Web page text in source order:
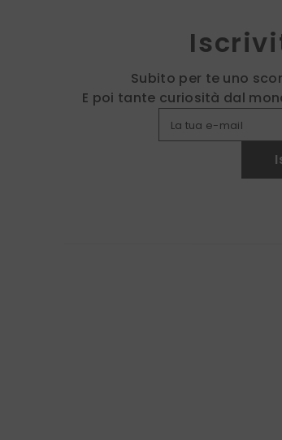
Subito per te uno
E poi tante curiosità dal
La tua e-mail